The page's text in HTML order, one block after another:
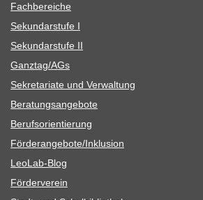
Fach­be­rei­che
Sekun­dar­stufe I
Sekun­dar­stufe II
Ganztag/​​AGs
Sekre­ta­riate und Verwaltung
Bera­tungs­an­ge­bote
Berufs­ori­en­tie­rung
Förderangebote/​​Inklusion
Leo­Lab-Blog
För­der­ver­ein